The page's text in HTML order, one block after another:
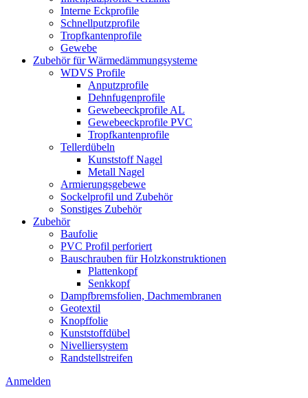
Interne Eckprofile
Schnellputzprofile
Tropfkantenprofile
Gewebe
Zubehör für Wärmedämmungsysteme
WDVS Profile
Anputzprofile
Dehnfugenprofile
Gewebeeckprofile AL
Gewebeeckprofile PVC
Tropfkantenprofile
Tellerdübeln
Kunststoff Nagel
Metall Nagel
Armierungsgebewe
Sockelprofil und Zubehör
Sonstiges Zubehör
Zubehör
Baufolie
PVC Profil perforiert
Bauschrauben für Holzkonstruktionen
Plattenkopf
Senkkopf
Dampfbremsfolien, Dachmembranen
Geotextil
Knopffolie
Kunststoffdübel
Nivelliersystem
Randstellstreifen
Anmelden